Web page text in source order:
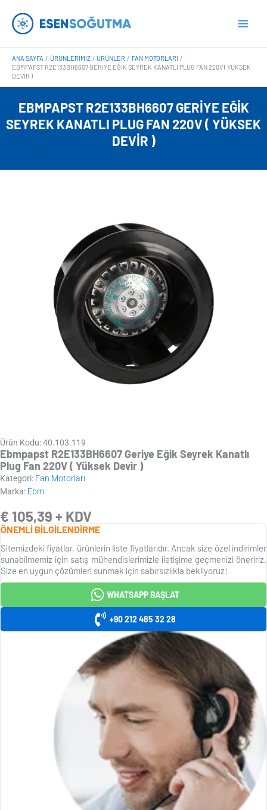
atla
ANA SAYFA ÜRÜNLERIMIZ ÜRÜNLER
FAN MOTORLARI
EBMPAPST R2E133BH6607 GERIYE EĞIK SEYREK KANATLI PLUG FAN 220V ( YÜKSEK
DEVIR )
EBMPAPST R2E133BH6607 GERIYE EĞIK
SEYREK KANATLI PLUG FAN 220V ( YÜKSEK
DEVIR )
Ürün Kodu: 40.103.119
Ebmpapst R2E133BH6607 Geriye Eğik Seyrek Kanatlı
Plug Fan 220V ( Yüksek Devir )
Kategori: Fan Motorları
Marka: Ebm
€ 105,39 + KDV
ÖNEMLİ BİLGİLENDİRME
Sitemizdeki fiyatlar, ürünlerin liste fiyatlarıdır. Ancak size özel indirimler
sunabilmemiz için satış mühendislerimizle iletişime geçmenizi öneririz.
Size en uygun çözümleri sunmak için sabırsızlıkla bekliyoruz!
WHATSAPP BAŞLAT
+90 212 485 32 28